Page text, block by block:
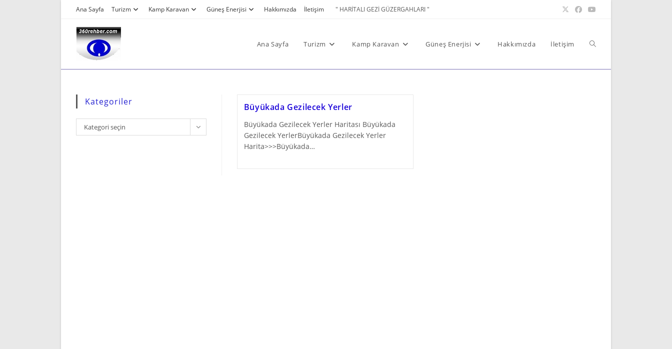
Ana Sayfa Turizm Kamp Karavan Güneş Enerjisi Hakkımızda İletişim " HARİTALI GEZİ GÜZERGAHLARI "
Ana Sayfa Turizm Kamp Karavan Güneş Enerjisi Hakkımızda İletişim Toggle
Büyükada Gezilecek Yerler
Büyükada Gezilecek Yerler Haritası Büyükada
Gezilecek YerlerBüyükada Gezilecek Yerler
Harita>>>Büyükada…
Kategoriler
Kategoriler
Kategori seçin